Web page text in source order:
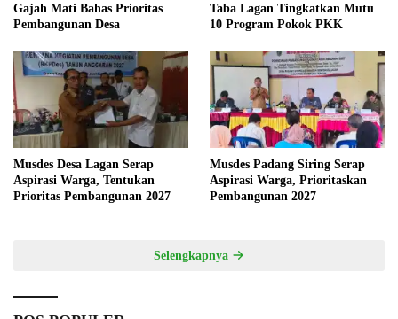
Gajah Mati Bahas Prioritas
Pembangunan Desa
Taba Lagan Tingkatkan Mutu
10 Program Pokok PKK
Musdes Desa Lagan Serap
Aspirasi Warga, Tentukan
Prioritas Pembangunan 2027
Musdes Padang Siring Serap
Aspirasi Warga, Prioritaskan
Pembangunan 2027
Selengkapnya